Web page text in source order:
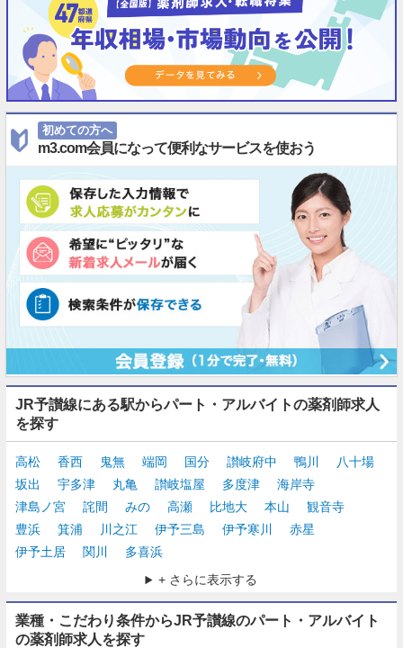
初めての方へ
m3.com会員になって便利なサービスを使おう
JR予讃線にある駅からパート・アルバイトの薬剤師求人
を探す
高松 香西 鬼無 端岡 国分 讃岐府中 鴨川
八十場
坂出
宇多津 丸亀 讃岐塩屋 多度津
海岸寺
津島ノ宮
詫間 みの 高瀬 比地大 本山
観音寺
豊浜
箕浦 川之江 伊予三島 伊予寒川
赤星
伊予土居
関川
多喜浜
+ さらに表示する
業種・こだわり条件からJR予讃線のパート・アルバイト
の薬剤師求人を探す